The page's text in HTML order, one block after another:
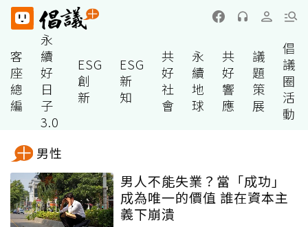
客
座
總
編
永
續
好
日
子
3.0
ESG
創
新
ESG
新
知
共
好
社
會
永
續
地
球
共
好
響
應
議
題
策
展
倡
議
圈
活
動
男性
男人不能失業？當「成功」
成為唯一的價值 誰在資本主
義下崩潰